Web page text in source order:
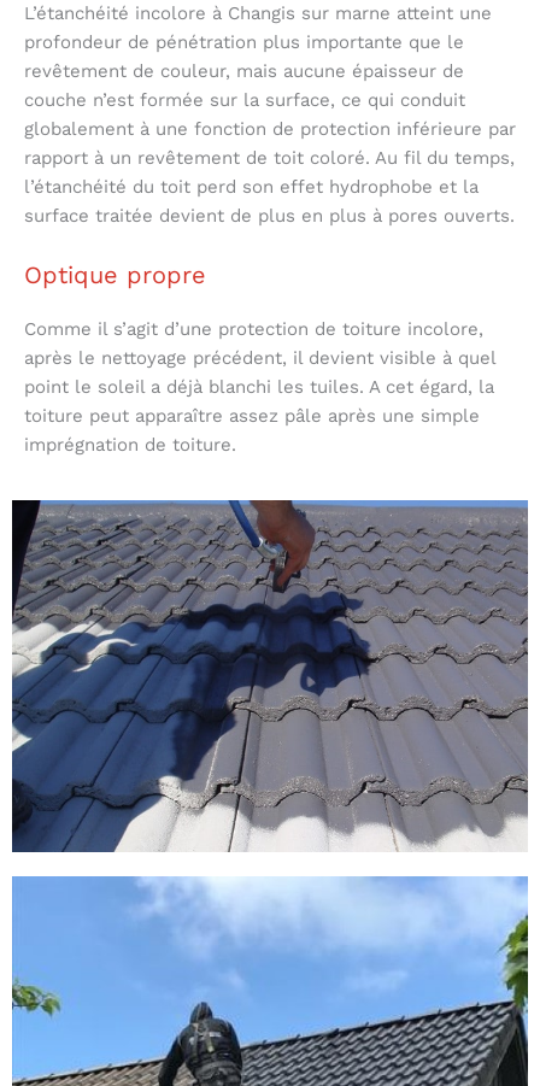
L’étanchéité incolore à Changis sur marne atteint une
profondeur de pénétration plus importante que le
revêtement de couleur, mais aucune épaisseur de
couche n’est formée sur la surface, ce qui conduit
globalement à une fonction de protection inférieure par
rapport à un revêtement de toit coloré. Au fil du temps,
l’étanchéité du toit perd son effet hydrophobe et la
surface traitée devient de plus en plus à pores ouverts.
Optique propre
Comme il s’agit d’une protection de toiture incolore,
après le nettoyage précédent, il devient visible à quel
point le soleil a déjà blanchi les tuiles. A cet égard, la
toiture peut apparaître assez pâle après une simple
imprégnation de toiture.